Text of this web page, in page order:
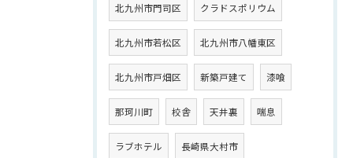
北九州市門司区 クラドスポリウム
北九州市若松区 北九州市八幡東区
北九州市戸畑区 新築戸建て 漆喰
那珂川町 校舎 天井裏 喘息
ラブホテル 長崎県大村市